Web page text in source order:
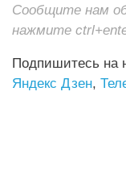
Сообщите нам
нажмите
Подпишитесь на
Яндекс Дзен,